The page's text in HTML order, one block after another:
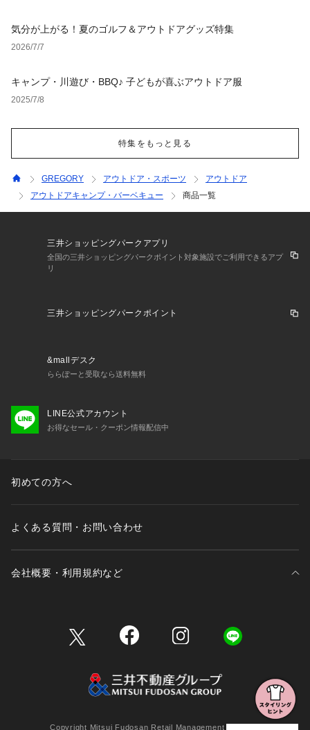
気分が上がる！夏のゴルフ＆アウトドアグッズ特集
2026/7/7
キャンプ・川遊び・BBQ♪ 子どもが喜ぶアウトドア服
2025/7/8
特集をもっと見る
GREGORY アウトドア・スポーツ
アウトドア
アウトドアキャンプ・バーベキュー
商品一覧
三井ショッピングパークアプリ
全国の三井ショッピングパークポイント対象施設でご利用できるアプ
リ
三井ショッピングパークポイント
&mallデスク
ららぽーと受取なら送料無料
LINE公式アカウント
お得なセール・クーポン情報配信中
初めての方へ
よくある質問・お問い合わせ
会社概要・利用規約など
Copyright Mitsui Fudosan Retail Management Co., Ltd.